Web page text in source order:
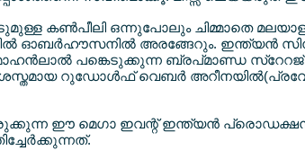
കണ്‍പീലി ഒന്നുപോലും ചിമ്മാതെ
ഓബര്‍ഹൗസനില്‍ അരങ്ങേറും. ഇന്ത്യന്‍
പങ്കെടുക്കുന്ന ബ്രപ്മാണ്ഡ
റുഡോള്‍ഫ് വെബര്‍
ഈ മെഗാ ഇവന്റ് ഇന്ത്യന്‍